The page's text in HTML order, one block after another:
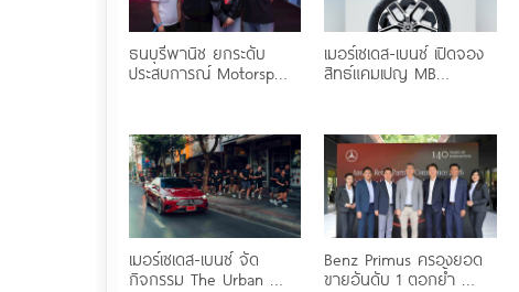
ธนบุรีพานิช ยกระดับ
ประสบการณ์ Motorsp…
เมอร์เซเดส-เบนซ์ เปิดจอง
สิทธ์แคมเปญ MB…
เมอร์เซเดส-เบนซ์ จัด
กิจกรรม The Urban …
Benz Primus ครองยอด
ขายอันดับ 1 ตอกย้ำ …